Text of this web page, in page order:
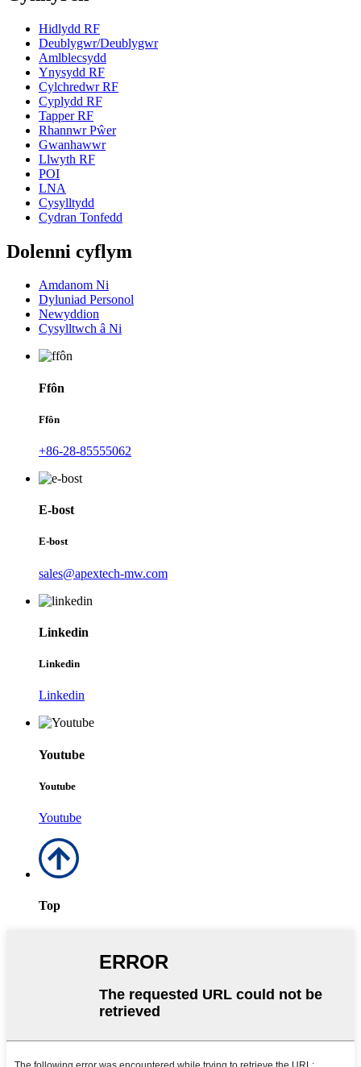
Hidlydd RF
Deublygwr/Deublygwr
Amlblecsydd
Ynysydd RF
Cylchredwr RF
Cyplydd RF
Tapper RF
Rhannwr Pŵer
Gwanhawwr
Llwyth RF
POI
LNA
Cysylltydd
Cydran Tonfedd
Dolenni cyflym
Amdanom Ni
Dyluniad Personol
Newyddion
Cysylltwch â Ni
Ffôn
Ffôn
+86-28-85555062
E-bost
E-bost
sales@apextech-mw.com
Linkedin
Linkedin
Linkedin
Youtube
Youtube
Youtube
Top